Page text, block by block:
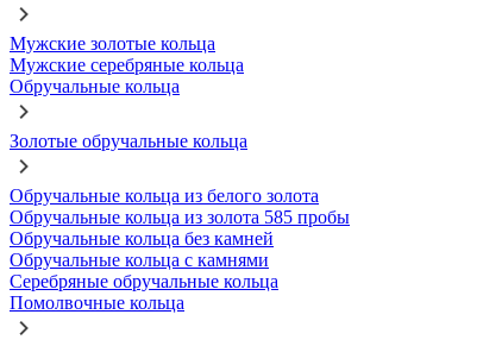
Мужские золотые кольца
Мужские серебряные кольца
Обручальные кольца
Золотые обручальные кольца
Обручальные кольца из белого золота
Обручальные кольца из золота 585 пробы
Обручальные кольца без камней
Обручальные кольца с камнями
Серебряные обручальные кольца
Помолвочные кольца